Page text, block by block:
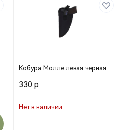
Кобура Молле левая черная
330 р.
Нет в наличии